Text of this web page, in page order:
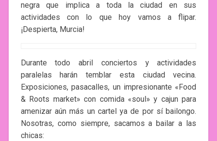
negra que implica a toda la ciudad en sus
actividades con lo que hoy vamos a flipar.
¡Despierta, Murcia!
Durante todo abril conciertos y actividades
paralelas harán temblar esta ciudad vecina.
Exposiciones, pasacalles, un impresionante «Food
& Roots market» con comida «soul» y cajun para
amenizar aún más un cartel ya de por sí bailongo.
Nosotras, como siempre, sacamos a bailar a las
chicas: